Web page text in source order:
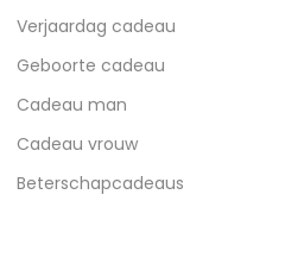
Verjaardag cadeau
Geboorte cadeau
Cadeau man
Cadeau vrouw
Beterschapcadeaus